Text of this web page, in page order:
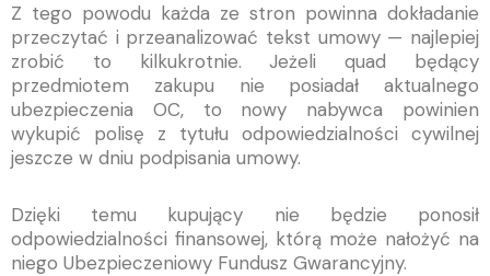
Z tego powodu każda ze stron powinna dokładanie
przeczytać i przeanalizować tekst umowy — najlepiej
zrobić to kilkukrotnie. Jeżeli quad będący
przedmiotem zakupu nie posiadał aktualnego
ubezpieczenia OC, to nowy nabywca powinien
wykupić polisę z tytułu odpowiedzialności cywilnej
jeszcze w dniu podpisania umowy.
Dzięki temu kupujący nie będzie ponosił
odpowiedzialności finansowej, którą może nałożyć na
niego Ubezpieczeniowy Fundusz Gwarancyjny.